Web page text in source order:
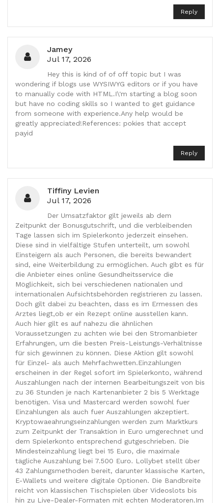
Reply
Jamey
Jul 17, 2026
Hey this is kind of of off topic but I was
wondering if blogs use WYSIWYG editors or if you have
to manually code with HTML.I\'m starting a blog soon
but have no coding skills so I wanted to get guidance
from someone with experience.Any help would be
greatly appreciated!References: pokies that accept
payid
Reply
Tiffiny Levien
Jul 17, 2026
Der Umsatzfaktor gilt jeweils ab dem
Zeitpunkt der Bonusgutschrift, und die verbleibenden
Tage lassen sich im Spielerkonto jederzeit einsehen.
Diese sind in vielfältige Stufen unterteilt, um sowohl
Einsteigern als auch Personen, die bereits bewandert
sind, eine Weiterbildung zu ermöglichen. Auch gibt es für
die Anbieter eines online Gesundheitsservice die
Möglichkeit, sich bei verschiedenen nationalen und
internationalen Aufsichtsbehörden registrieren zu lassen.
Doch gilt dabei zu beachten, dass es im Ermessen des
Arztes liegt,ob er ein Rezept online ausstellen kann.
Auch hier gilt es auf nahezu die ähnlichen
Voraussetzungen zu achten wie bei den Stromanbieter
Erfahrungen, um die besten Preis-Leistungs-Verhältnisse
für sich gewinnen zu können. Diese Aktion gilt sowohl
für Einzel- als auch Mehrfachwetten.Einzahlungen
erscheinen in der Regel sofort im Spielerkonto, während
Auszahlungen nach der internen Bearbeitungszeit von bis
zu 36 Stunden je nach Kartenanbieter 2 bis 5 Werktage
benötigen. Visa und Mastercard werden sowohl fuer
Einzahlungen als auch fuer Auszahlungen akzeptiert.
Kryptowaeahrungseinzahlungen werden zum Marktkurs
zum Zeitpunkt der Transaktion in Euro umgerechnet und
dem Spielerkonto entsprechend gutgeschrieben. Die
Mindesteinzahlung liegt bei 15 Euro, die maximale
tägliche Auszahlung bei 7.500 Euro. Lollybet stellt über
43 Zahlungsmethoden bereit, darunter klassische Karten,
E-Wallets und weitere digitale Optionen. Die Bandbreite
reicht von klassischen Tischspielen über Videoslots bis
hin zu Live-Dealer-Formaten mit echten Moderatoren.Im